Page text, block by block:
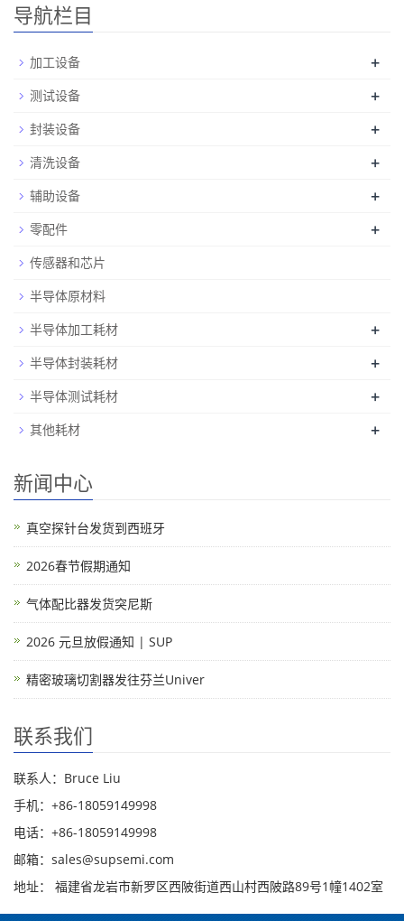
导航栏目
加工设备 +
测试设备 +
封装设备 +
清洗设备 +
辅助设备 +
零配件 +
传感器和芯片
半导体原材料
半导体加工耗材
+
半导体封装耗材 +
半导体测试耗材 +
其他耗材 +
新闻中心
真空探针台发货到西班牙
2026春节假期通知
气体配比器发货突尼斯
2026 元旦放假通知 | SUP
精密玻璃切割器发往芬兰Univer
联系我们
联系人：Bruce Liu
手机：+86-18059149998
电话：+86-18059149998
邮箱：sales@supsemi.com
地址： 福建省龙岩市新罗区西陂街道西山村西陂路89号1幢1402室